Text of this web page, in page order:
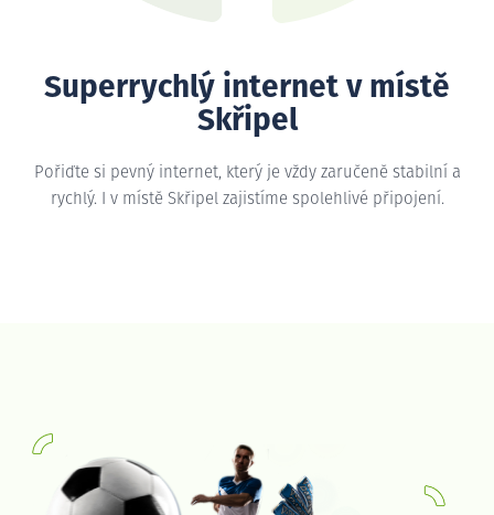
Superrychlý internet v místě
Skřipel
Pořiďte si pevný internet, který je vždy zaručeně stabilní a
rychlý. I v místě Skřipel zajistíme spolehlivé připojení.